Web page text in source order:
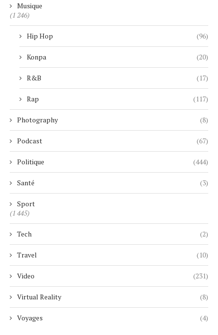
Musique
(1 246)
Hip Hop (96)
Konpa (20)
R&B (17)
Rap (117)
Photography (8)
Podcast (67)
Politique (444)
Santé (3)
Sport
(1 445)
Tech (2)
Travel (10)
Video (231)
Virtual Reality (8)
Voyages (4)